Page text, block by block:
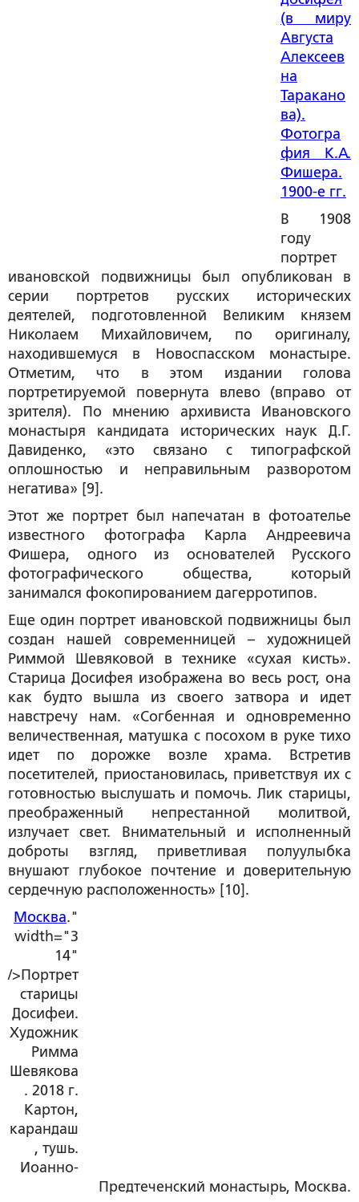
(в миру
Августа
Алексеев
на
Таракано
ва).
Фотогра
фия К.А.
Фишера.
1900-е гг.
В 1908
году
портрет
ивановской подвижницы был опубликован в
серии портретов русских исторических
деятелей, подготовленной Великим князем
Николаем Михайловичем, по оригиналу,
находившемуся в Новоспасском монастыре.
Отметим, что в этом издании голова
портретируемой повернута влево (вправо от
зрителя). По мнению архивиста Ивановского
монастыря кандидата исторических наук Д.Г.
Давиденко, «это связано с типографской
оплошностью и неправильным разворотом
негатива» [9].
Этот же портрет был напечатан в фотоателье
известного фотографа Карла Андреевича
Фишера, одного из основателей Русского
фотографического общества, который
занимался фокопированием дагерротипов.
Еще один портрет ивановской подвижницы был
создан нашей современницей – художницей
Риммой Шевяковой в технике «сухая кисть».
Старица Досифея изображена во весь рост, она
как будто вышла из своего затвора и идет
навстречу нам. «Согбенная и одновременно
величественная, матушка с посохом в руке тихо
идет по дорожке возле храма. Встретив
посетителей, приостановилась, приветствуя их с
готовностью выслушать и помочь. Лик старицы,
преображенный непрестанной молитвой,
излучает свет. Внимательный и исполненный
доброты взгляд, приветливая полуулыбка
внушают глубокое почтение и доверительную
сердечную расположенность» [10].
Москва."
width="3
14"
/>Портрет
старицы
Досифеи.
Художник
Римма
Шевякова
. 2018 г.
Картон,
карандаш
, тушь.
Иоанно-
Предтеченский монастырь, Москва.